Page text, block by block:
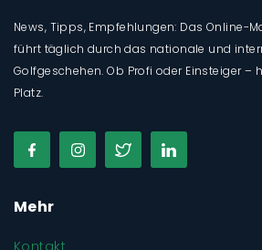
News, Tipps, Empfehlungen: Das Online-
führt täglich durch das nationale und
Golfgeschehen. Ob Profi oder Einsteiger –
Platz.
Mehr